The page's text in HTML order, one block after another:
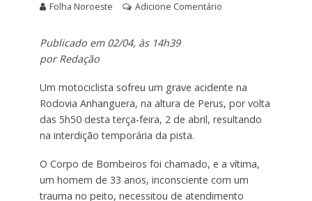
Folha Noroeste Adicione Comentário
Publicado em 02/04, às 14h39
por Redação
Um motociclista sofreu um grave acidente na
Rodovia Anhanguera, na altura de Perus, por volta
das 5h50 desta terça-feira, 2 de abril, resultando
na interdição temporária da pista.
O Corpo de Bombeiros foi chamado, e a vítima,
um homem de 33 anos, inconsciente com um
trauma no peito, necessitou de atendimento